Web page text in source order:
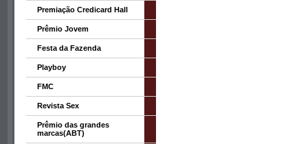
Premiação Credicard Hall
Prêmio Jovem
Festa da Fazenda
Playboy
FMC
Revista Sex
Prêmio das grandes
marcas(ABT)